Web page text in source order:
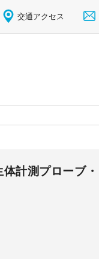
計測プローブ・
交通アクセス